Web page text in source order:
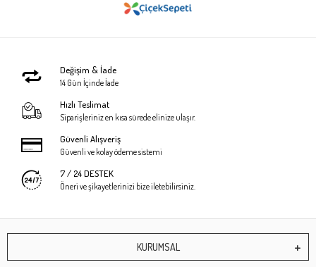
Değişim & İade
14 Gün İçinde İade
Hızlı Teslimat
Siparişleriniz en kısa sürede elinize ulaşır.
Güvenli Alışveriş
Güvenli ve kolay ödeme sistemi
7 / 24 DESTEK
Öneri ve şikayetlerinizi bize iletebilirsiniz.
KURUMSAL